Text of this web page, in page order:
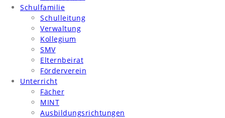
Schulfamilie
Schulleitung
Verwaltung
Kollegium
SMV
Elternbeirat
Förderverein
Unterricht
Fächer
MINT
Ausbildungsrichtungen